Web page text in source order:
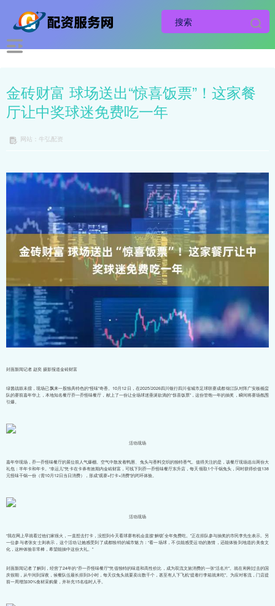
金砖财富 球场送出“惊喜饭票”！这家餐
厅让中奖球迷免费吃一年
网站：牛弘配资
封面新闻记者 赵奕 摄影报道金砖财富
绿茵战鼓未擂，现场已飘来一股独具特色的“怪味”奇香。10月12日，在2025/2026四川银行四川省城市足球联赛成都锦江队对阵广安板楯蛮
队的赛前嘉年华上，本地知名餐厅乔一乔怪味餐厅，献上了一份让全场球迷垂涎欲滴的“惊喜饭票”，这份管饱一年的抽奖，瞬间将赛场氛围
引爆。
活动现场
嘉年华现场，乔一乔怪味餐厅的展位前人气爆棚。空气中散发着鸭唇、兔头与香料交织的独特香气。值得关注的是，该餐厅现场送出两份大
礼包：半年卡和年卡。“幸运儿”凭卡在卡券有效期内金砖财富，可线下到乔一乔怪味餐厅东升店，每天领取1个干锅兔头，同时获得价值138
元怪味干锅一份（需10月12日当日消费），形成“观赛+打卡+消费”的闭环体验。
活动现场
“我在网上早就看过他们家很火，一直想去打卡，没想到今天看球赛有机会直接‘解锁’全年免费吃。”正在排队参与抽奖的市民李先生表示。另
一位参与者张女士则表示，这个活动让她感受到了成都独特的城市魅力：“看一场球，不仅能感受运动的激情，还能体验到地道的美食文
化，这种体验非常棒，希望能抽中这份大礼。”
封面新闻记者了解到，经营了24年的“乔一乔怪味餐厅”凭借独特的味道和高性价比，成为双流文旅消费的一张“活名片”。就在刚刚过去的国
庆假期，从午间到深夜，候餐队伍最长排到3小时，每天仅兔头就要卖出数千个，甚至有人下飞机“提着行李箱就来吃”。为应对客流，门店提
前一周增加30%食材采购量，并补充15名临时人手。